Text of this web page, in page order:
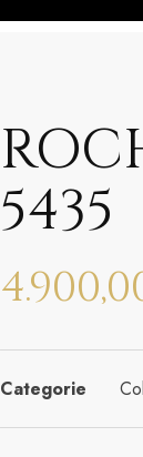
5435
Categorie